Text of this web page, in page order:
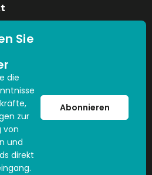
Sie
die
zur
von
und
direkt
Abonnieren